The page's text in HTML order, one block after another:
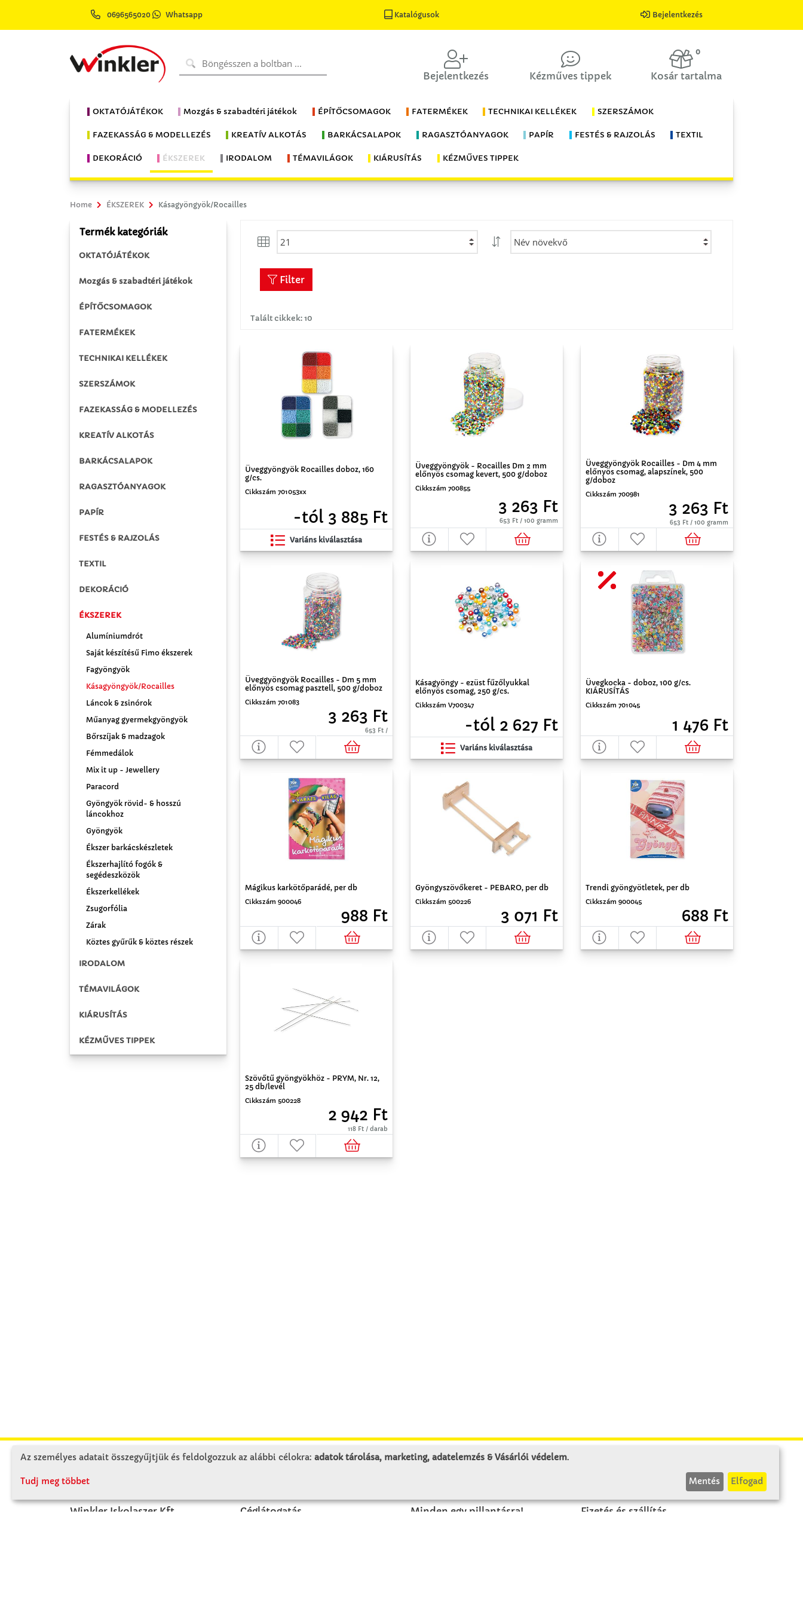
0696565020 Whatsapp Katalógusok Bejelentkezés
Bejelentkezés Kézműves tippek
0
Kosár tartalma
OKTATÓJÁTÉKOK Mozgás & szabadtéri játékok ÉPÍTŐCSOMAGOK FATERMÉKEK TECHNIKAI KELLÉKEK SZERSZÁMOK
FAZEKASSÁG & MODELLEZÉS KREATÍV ALKOTÁS BARKÁCSALAPOK RAGASZTÓANYAGOK PAPÍR FESTÉS & RAJZOLÁS TEXTIL
DEKORÁCIÓ ÉKSZEREK IRODALOM TÉMAVILÁGOK KIÁRUSÍTÁS KÉZMŰVES TIPPEK
Home ÉKSZEREK Kásagyöngyök/Rocailles
Termék kategóriák
OKTATÓJÁTÉKOK
Mozgás & szabadtéri játékok
ÉPÍTŐCSOMAGOK
FATERMÉKEK
TECHNIKAI KELLÉKEK
SZERSZÁMOK
FAZEKASSÁG & MODELLEZÉS
KREATÍV ALKOTÁS
BARKÁCSALAPOK
RAGASZTÓANYAGOK
PAPÍR
FESTÉS & RAJZOLÁS
TEXTIL
DEKORÁCIÓ
ÉKSZEREK
Alumíniumdrót
Saját készítésű Fimo ékszerek
Fagyöngyök
Kásagyöngyök/Rocailles
Láncok & zsinórok
Műanyag gyermekgyöngyök
Bőrszíjak & madzagok
Fémmedálok
Mix it up - Jewellery
Paracord
Gyöngyök rövid- & hosszú
láncokhoz
Gyöngyök
Ékszer barkácskészletek
Ékszerhajlító fogók &
segédeszközök
Ékszerkellékek
Zsugorfólia
Zárak
Köztes gyűrűk & köztes részek
IRODALOM
TÉMAVILÁGOK
KIÁRUSÍTÁS
KÉZMŰVES TIPPEK
Talált cikkek: 10
Filter
Üveggyöngyök Rocailles doboz, 160
g/cs.
Cikkszám 701053xx
-tól 3 885 Ft
Variáns kiválasztása
Üveggyöngyök - Rocailles Dm 2 mm
előnyös csomag kevert, 500 g/doboz
Cikkszám 700855
3 263 Ft
653 Ft / 100 gramm
Üveggyöngyök Rocailles - Dm 4 mm
előnyös csomag, alapszínek, 500
g/doboz
Cikkszám 700981
3 263 Ft
653 Ft / 100 gramm
Üveggyöngyök Rocailles - Dm 5 mm
előnyös csomag pasztell, 500 g/doboz
Cikkszám 701083
3 263 Ft
653 Ft /
Kásagyöngy - ezüst fűzőlyukkal
előnyös csomag, 250 g/cs.
Cikkszám V700347
-tól 2 627 Ft
Variáns kiválasztása
Üvegkocka - doboz, 100 g/cs.
KIÁRUSÍTÁS
Cikkszám 701045
1 476 Ft
Mágikus karkötőparádé, per db
Cikkszám 900046
988 Ft
Gyöngyszövőkeret - PEBARO, per db
Cikkszám 500226
3 071 Ft
Trendi gyöngyötletek, per db
Cikkszám 900045
688 Ft
Szövőtű gyöngyökhöz - PRYM, Nr. 12,
25 db/levél
Cikkszám 500228
2 942 Ft
118 Ft / darab
KAPCSOLAT
Winkler Iskolaszer Kft.
Céglátogatás
Minden egy pillantásra!
Fizetés és szállítás
Az személyes adatait összegyűjtjük és feldolgozzuk az alábbi célokra: adatok tárolása, marketing, adatelemzés & Vásárlói védelem.
Tudj meg többet Mentés Elfogad